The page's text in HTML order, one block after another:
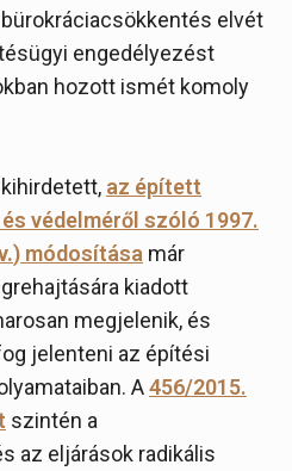
elvét
engedélyezést
hozott ismét komoly
az épített
védelméről szóló 1997.
) módosítása már
kiadott
megjelenik, és
jelenteni az építési
A456/2015.
szintén a
az eljárások radikális